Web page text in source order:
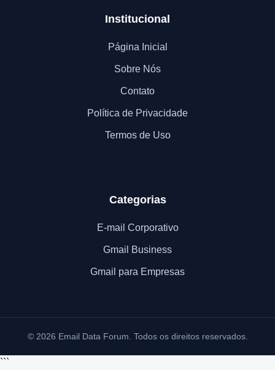
Institucional
Página Inicial
Sobre Nós
Contato
Política de Privacidade
Termos de Uso
Categorias
E-mail Corporativo
Gmail Business
Gmail para Empresas
© 2026 Email Data Forum. Todos os direitos reservados.
```